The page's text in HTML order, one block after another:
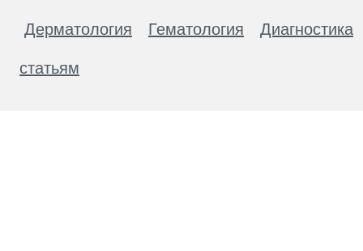
Дерматология Гематология Диагностика
статьям